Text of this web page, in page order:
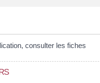
consulter les fiches